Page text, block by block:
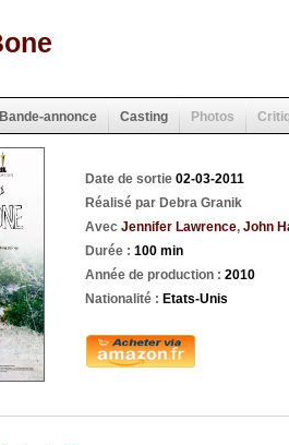
Bande-annonce Casting Photos
Date de sortie 02-03-2011
Réalisé par Debra Granik
Avec Jennifer Lawrence, John
Durée : 100 min
Année de production : 2010
Nationalité : Etats-Unis